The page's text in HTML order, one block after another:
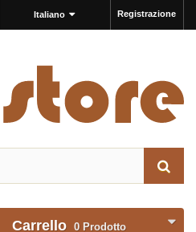
Registrazione
Italiano
Carrello 0 Prodotto